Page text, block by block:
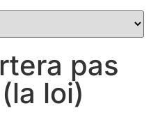
pas
loi)